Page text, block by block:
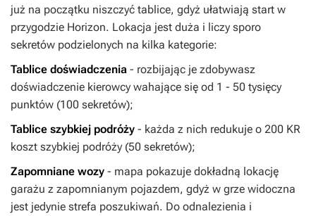
już na początku niszczyć tablice, gdyż ułatwiają start w
przygodzie Horizon. Lokacja jest duża i liczy sporo
sekretów podzielonych na kilka kategorie:
Tablice doświadczenia - rozbijając je zdobywasz
doświadczenie kierowcy wahające się od 1 - 50 tysięcy
punktów (100 sekretów);
Tablice szybkiej podróży - każda z nich redukuje o 200 KR
koszt szybkiej podróży (50 sekretów);
Zapomniane wozy - mapa pokazuje dokładną lokację
garażu z zapomnianym pojazdem, gdyż w grze widoczna
jest jedynie strefa poszukiwań. Do odnalezienia i